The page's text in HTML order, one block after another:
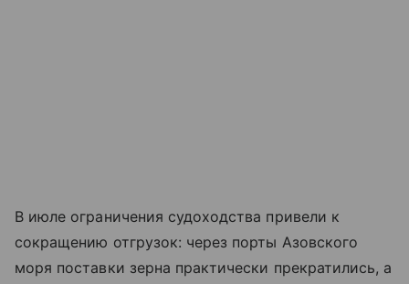
В июле ограничения судоходства привели к
сокращению отгрузок: через порты Азовского
моря поставки зерна практически прекратились, а